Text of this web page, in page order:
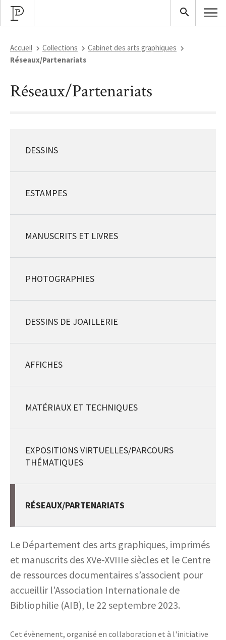
Accueil Collections
Cabinet des arts graphiques
Réseaux/Partenariats
Réseaux/Partenariats
DESSINS
ESTAMPES
MANUSCRITS ET LIVRES
PHOTOGRAPHIES
DESSINS DE JOAILLERIE
AFFICHES
MATÉRIAUX ET TECHNIQUES
EXPOSITIONS VIRTUELLES/PARCOURS
THÉMATIQUES
RÉSEAUX/PARTENARIATS
Le Département des arts graphiques, imprimés
et manuscrits des XVe-XVIIIe siècles et le Centre
de ressources documentaires s’associent pour
accueillir l'Association Internationale de
Bibliophilie (AIB), le 22 septembre 2023.
Cet évènement, organisé en collaboration et à l'initiative